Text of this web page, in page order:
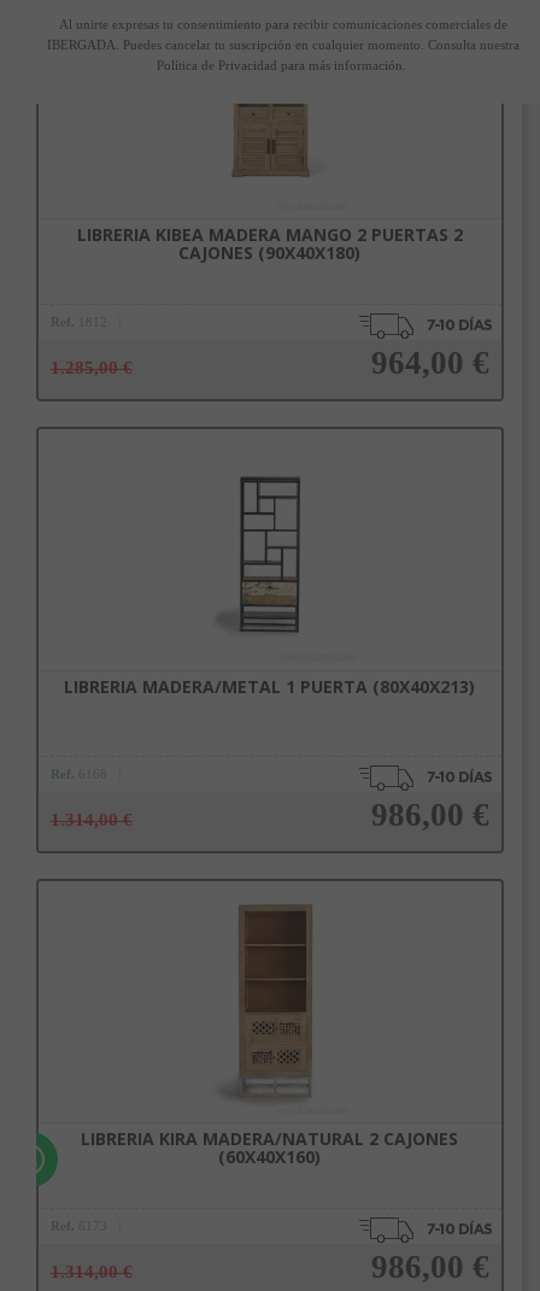
LIBRERIA KIBEA MADERA MANGO 2 PUERTAS 2
CAJONES (90X40X180)
Ref.
1.285,00 € 964,00 €
LIBRERIA MADERA/METAL 1 PUERTA (80X40X213)
Ref. 6168
1.314,00 € 986,00 €
Añadir a la cesta
LIBRERIA KIRA MADERA/NATURAL 2 CAJONES
(60X40X160)
Ref. 6173
1.314,00 € 986,00 €
Al unirte expresas tu consentimiento para recibir comunicaciones comerciales de
IBERGADA. Puedes cancelar tu suscripción en cualquier momento. Consulta nuestra
Política de Privacidad para más información.